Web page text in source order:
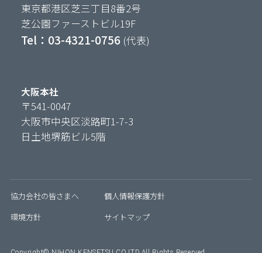
東京都港区芝三丁目8番2号
芝公園ファーストビル19F
Tel：03-4321-0756(代表)
大阪本社
〒541-0047
大阪市中央区淡路町1-7-3
日土地堺筋ビル5階
協力会社の皆さまへ
個人情報保護方針
環境方針
サイトマップ